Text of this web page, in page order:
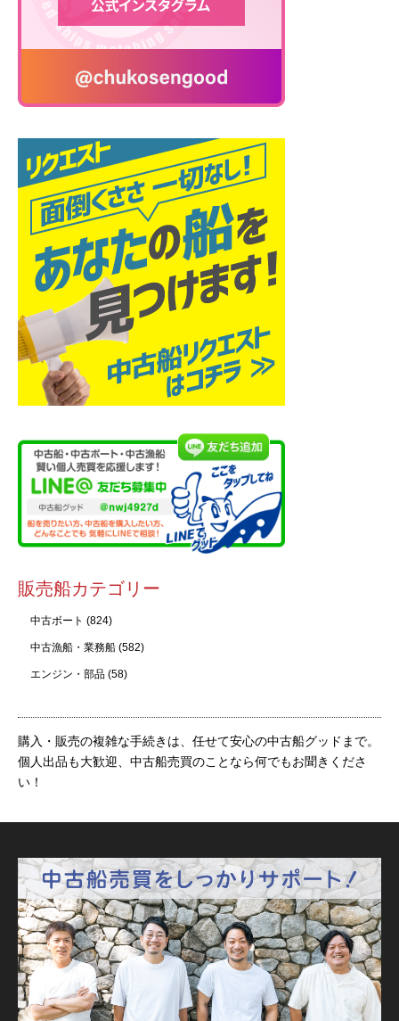
販売船カテゴリー
中古ボート (824)
中古漁船・業務船 (582)
エンジン・部品 (58)
購入・販売の複雑な手続きは、任せて安心の中古船グッドまで。
個人出品も大歓迎、中古船売買のことなら何でもお聞きくださ
い！